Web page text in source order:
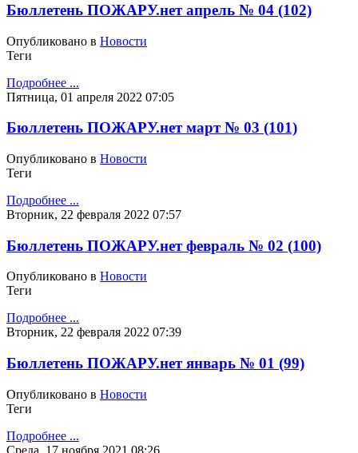
Бюллетень ПОЖАРУ.нет апрель № 04 (102)
Опубликовано в Новости
Теги
Подробнее ...
Пятница, 01 апреля 2022 07:05
Бюллетень ПОЖАРУ.нет март № 03 (101)
Опубликовано в Новости
Теги
Подробнее ...
Вторник, 22 февраля 2022 07:57
Бюллетень ПОЖАРУ.нет февраль № 02 (100)
Опубликовано в Новости
Теги
Подробнее ...
Вторник, 22 февраля 2022 07:39
Бюллетень ПОЖАРУ.нет январь № 01 (99)
Опубликовано в Новости
Теги
Подробнее ...
Среда, 17 ноября 2021 08:26